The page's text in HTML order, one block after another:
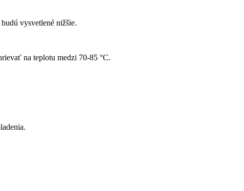
vysvetlené nižšie.
na teplotu medzi 70-85 °C.